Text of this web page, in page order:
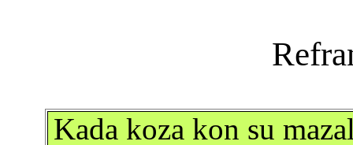
Kada koza kon su